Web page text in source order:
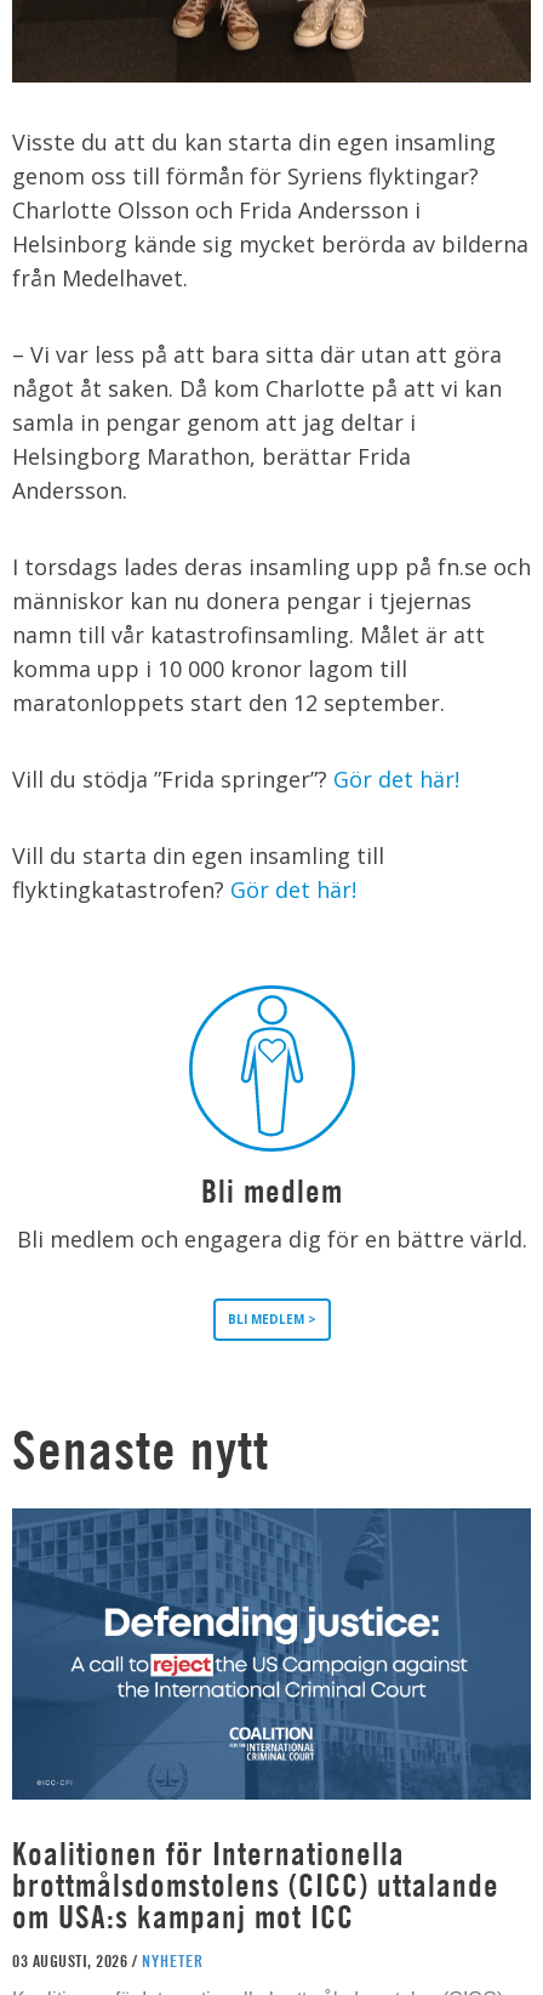
Visste du att du kan starta din egen insamling
genom oss till förmån för Syriens flyktingar?
Charlotte Olsson och Frida Andersson i
Helsinborg kände sig mycket berörda av bilderna
från Medelhavet.
– Vi var less på att bara sitta där utan att göra
något åt saken. Då kom Charlotte på att vi kan
samla in pengar genom att jag deltar i
Helsingborg Marathon, berättar Frida
Andersson.
I torsdags lades deras insamling upp på fn.se och
människor kan nu donera pengar i tjejernas
namn till vår katastrofinsamling. Målet är att
komma upp i 10 000 kronor lagom till
maratonloppets start den 12 september.
Vill du stödja ”Frida springer”? Gör det här!
Vill du starta din egen insamling till
flyktingkatastrofen? Gör det här!
Bli medlem
Bli medlem och engagera dig för en bättre värld.
BLI MEDLEM >
Senaste nytt
Koalitionen för Internationella
brottmålsdomstolens (CICC) uttalande
om USA:s kampanj mot ICC
03 AUGUSTI, 2026 / NYHETER